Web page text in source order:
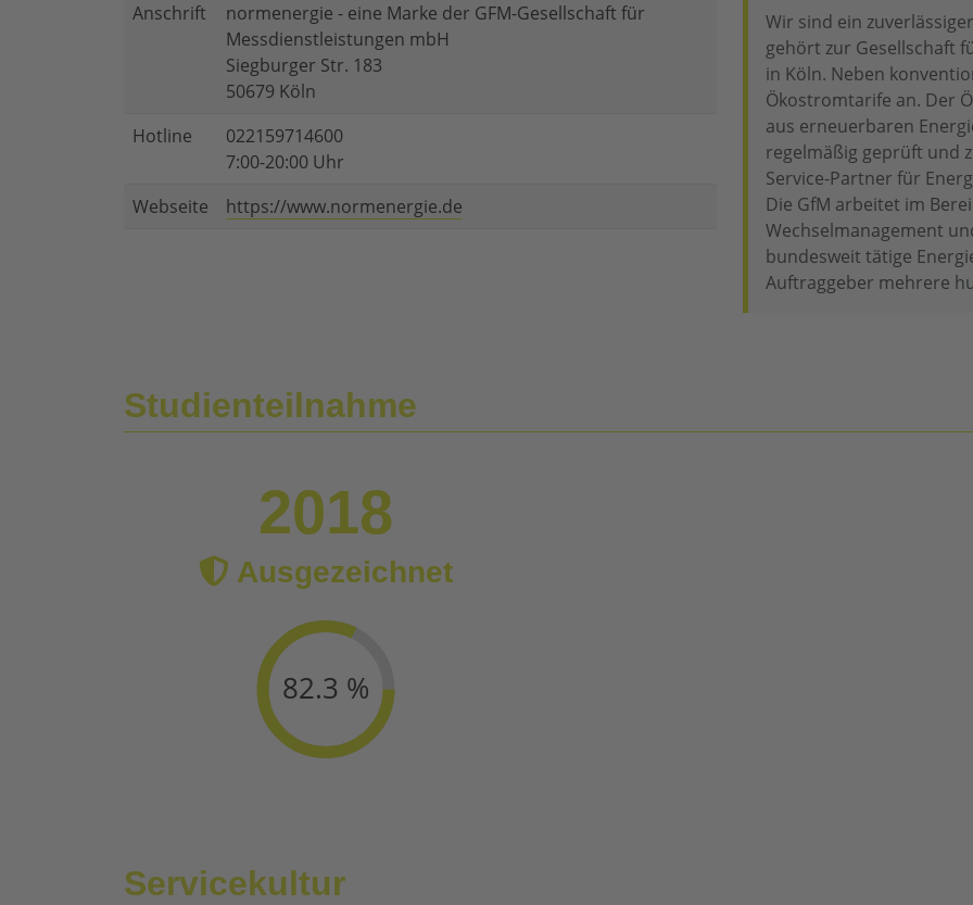
Anschrift
normenergie - eine Marke der GFM-Gesellschaft für
Messdienstleistungen mbH
Siegburger Str. 183
50679 Köln
Hotline
022159714600
7:00-20:00 Uhr
Webseite
https://www.normenergie.de
Wir sind ein
gehört zur Gesellschaft
in Köln. Neben
Ökostromtarife an. Der
aus erneuerbaren
regelmäßig geprüft und
Service-Partner für
Die GfM arbeitet im
Wechselmanagement
bundesweit tätige
Auftraggeber mehrere
Studienteilnahme
2018
Ausgezeichnet
82.3 %
Servicekultur